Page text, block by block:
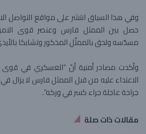
وفي هذا السياق انتشر على مواقع التواصل
حصل بين الممثل فارس وعنصر قوى
مسدّسه ولحق بالممثّل المذكور وتشابكا
وأكدت مصادر أمنية أنّ “العسكري في قوى
الاعتداء عليه من قبل الممثل فارس لا يزال
جراحة عاجلة جراء كسر في وركه”.
مقالات ذات صلة